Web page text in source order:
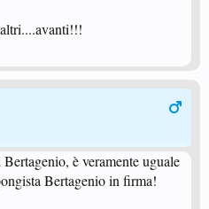
è veramente uguale
Bertagenio in firma!